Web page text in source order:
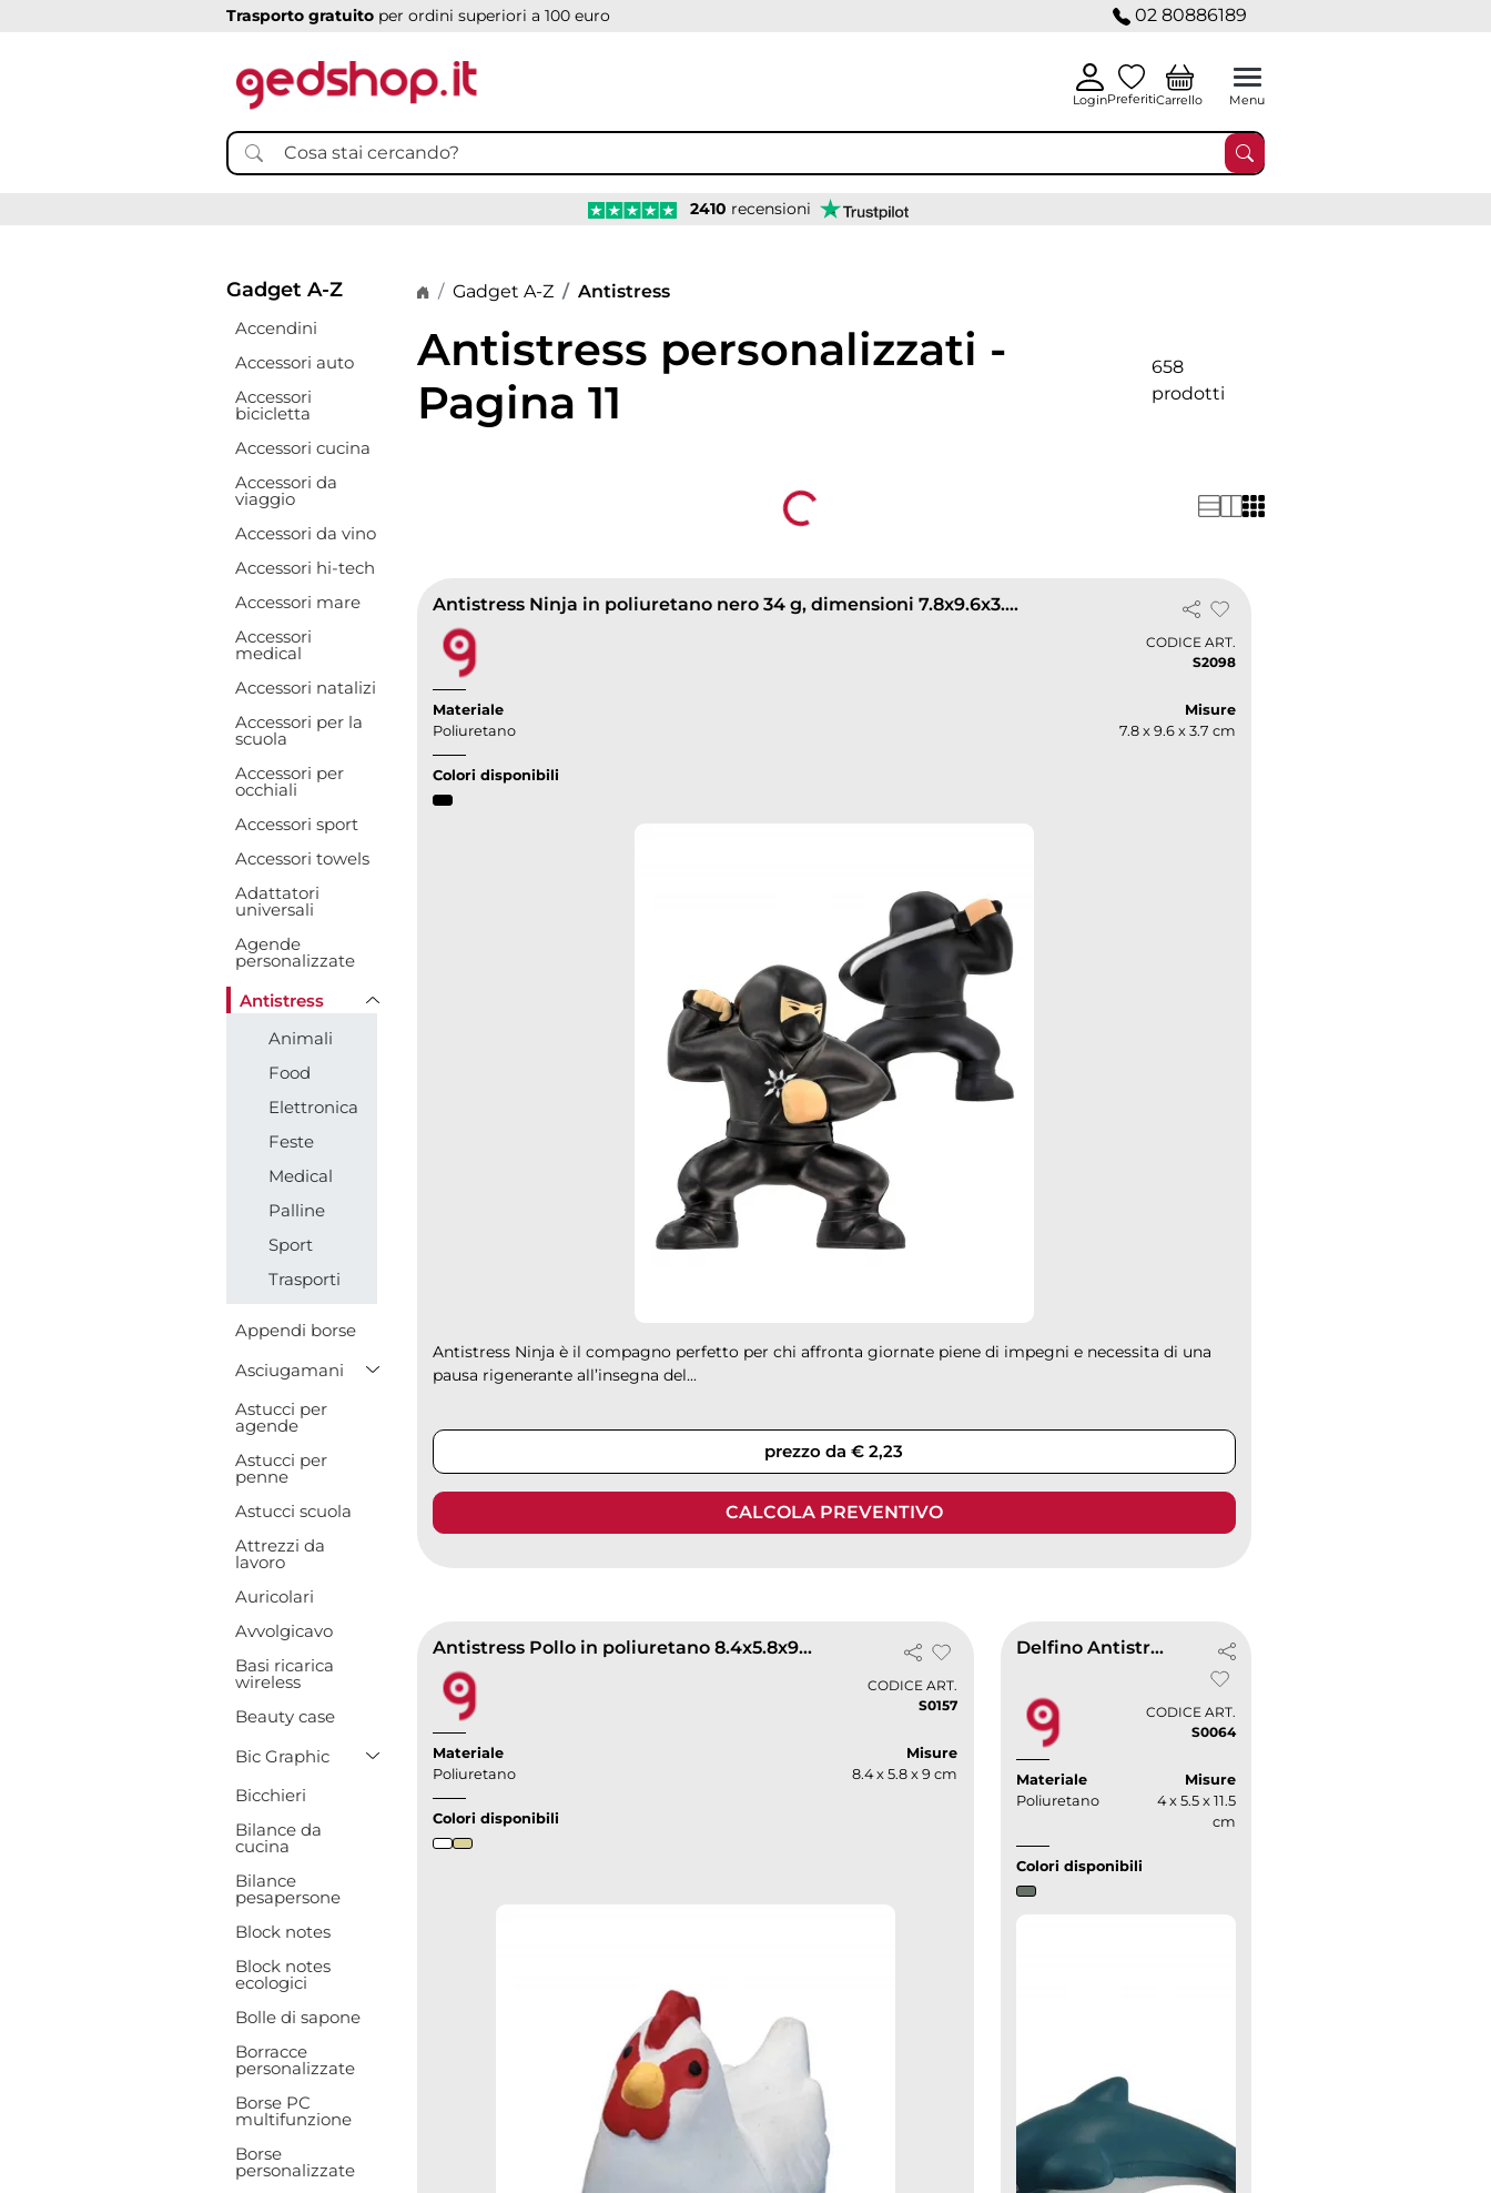
Trasporto gratuito per ordini superiori a 100 euro 02 80886189
LoginPreferitiCarrello Menu
2410 recensioni
Gadget A-Z
Accendini
Accessori auto
Accessori
bicicletta
Accessori cucina
Accessori da
viaggio
Accessori da vino
Accessori hi-tech
Accessori mare
Accessori
medical
Accessori natalizi
Accessori per la
scuola
Accessori per
occhiali
Accessori sport
Accessori towels
Adattatori
universali
Agende
personalizzate
Antistress
Toggle Dropdown
Animali
Food
Elettronica
Feste
Medical
Palline
Sport
Trasporti
Appendi borse
Asciugamani
Toggle Dropdown
Astucci per
agende
Astucci per
penne
Astucci scuola
Attrezzi da
lavoro
Auricolari
Avvolgicavo
Basi ricarica
wireless
Beauty case
Bic Graphic
Toggle Dropdown
Bicchieri
Bilance da
cucina
Bilance
pesapersone
Block notes
Block notes
ecologici
Bolle di sapone
Borracce
personalizzate
Borse PC
multifunzione
Borse
personalizzate
Home page
Gadget A-Z Antistress
Antistress personalizzati -
Pagina 11
658
prodotti
Loading...
Antistress Ninja in poliuretano nero 34 g, dimensioni 7.8x9.6x3.7 cm
CODICE ART.
S2098
Materiale
Poliuretano
Misure
7.8 x 9.6 x 3.7 cm
Colori disponibili
Antistress Ninja è il compagno perfetto per chi affronta giornate piene di impegni e necessita di una
pausa rigenerante all’insegna del...
prezzo da € 2,23
CALCOLA PREVENTIVO
Antistress Pollo in poliuretano 8.4x5.8x9cm | Leggero 34g
CODICE ART.
S0157
Materiale
Poliuretano
Misure
8.4 x 5.8 x 9 cm
Colori disponibili
Delfino Antistress
CODICE ART.
S0064
Materiale
Poliuretano
Misure
4 x 5.5 x 11.5
cm
Colori disponibili